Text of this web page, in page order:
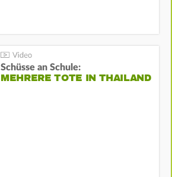
Schüsse an Schule:
MEHRERE TOTE IN THAILAND